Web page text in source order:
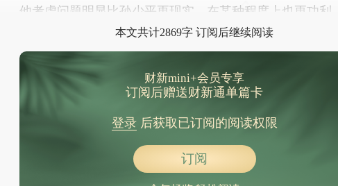
他考虑问题明显比孙少平更现实，在某种程度上也更功利。
本文共计2869字 订阅后继续阅读
财新mini+会员专享
订阅后赠送财新通单篇卡
登录后获取已订阅的阅读权限
订阅